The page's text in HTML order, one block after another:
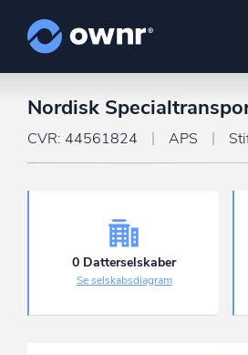
Nordisk
CVR: 44561824 APS
0 Datterselskaber
Se selskabsdiagram